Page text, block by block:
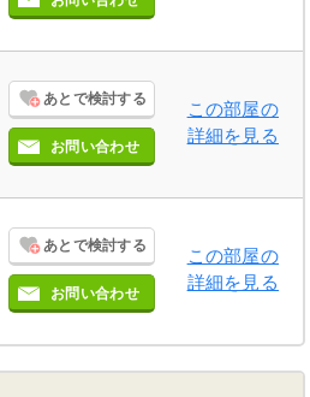
あとで検討する
お問い合わせ
この部屋の
詳細を見る
あとで検討する
お問い合わせ
この部屋の
詳細を見る